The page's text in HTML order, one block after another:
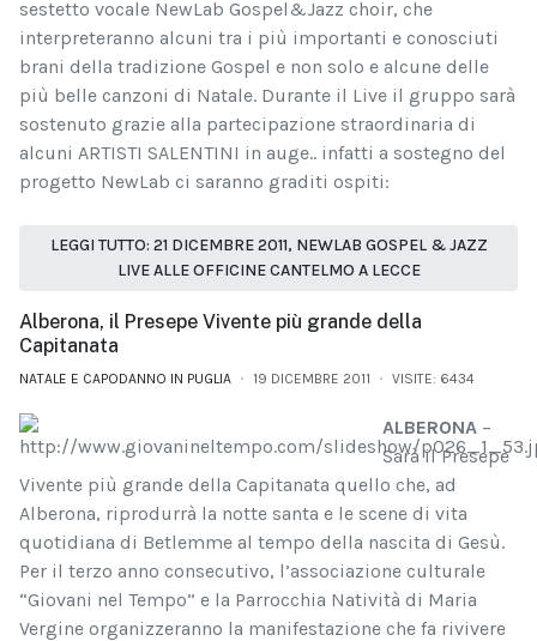
sestetto vocale NewLab Gospel&Jazz choir, che
interpreteranno alcuni tra i più importanti e conosciuti
brani della tradizione Gospel e non solo e alcune delle
più belle canzoni di Natale. Durante il Live il gruppo sarà
sostenuto grazie alla partecipazione straordinaria di
alcuni ARTISTI SALENTINI in auge.. infatti a sostegno del
progetto NewLab ci saranno graditi ospiti:
LEGGI TUTTO: 21 DICEMBRE 2011, NEWLAB GOSPEL & JAZZ
LIVE ALLE OFFICINE CANTELMO A LECCE
Alberona, il Presepe Vivente più grande della
Capitanata
NATALE E CAPODANNO IN PUGLIA 19 DICEMBRE 2011 VISITE: 6434
ALBERONA –
Sarà il Presepe
Vivente più grande della Capitanata quello che, ad
Alberona, riprodurrà la notte santa e le scene di vita
quotidiana di Betlemme al tempo della nascita di Gesù.
Per il terzo anno consecutivo, l’associazione culturale
“Giovani nel Tempo” e la Parrocchia Natività di Maria
Vergine organizzeranno la manifestazione che fa rivivere